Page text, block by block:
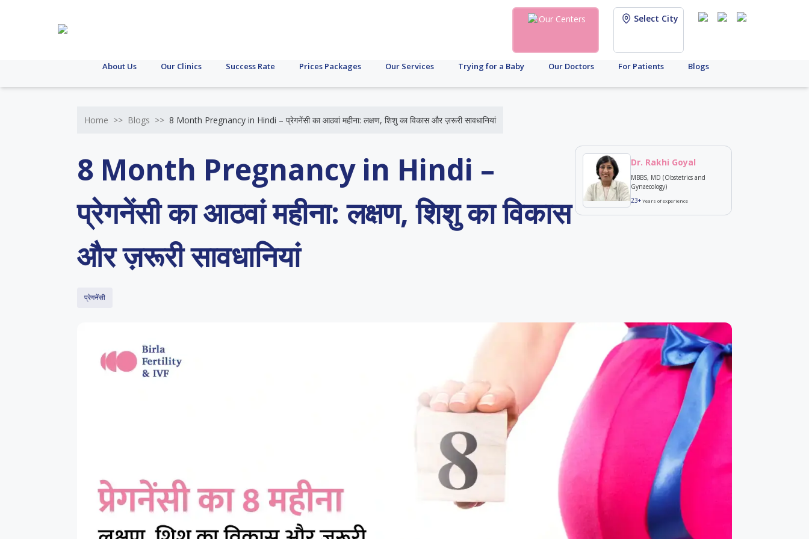
Our Centers Select City
About Us Our Clinics Success Rate Prices Packages Our Services Trying for a Baby Our Doctors For Patients Blogs
Home >> Blogs >> 8 Month Pregnancy in Hindi – प्रेगनेंसी का आठवां महीना: लक्षण, शिशु का विकास और ज़रूरी सावधानियां
8 Month Pregnancy in Hindi –
प्रेगनेंसी का आठवां महीना: लक्षण, शिशु का विकास
और ज़रूरी सावधानियां
प्रेगनेंसी
Dr. Rakhi Goyal
MBBS, MD (Obstetrics and
Gynaecology)
23+Years of experience